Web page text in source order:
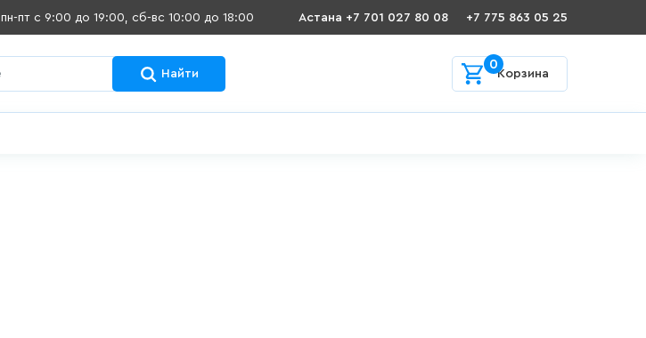
пн-пт с 9:00 до 19:00, сб-вс 10:00 до 18:00 Астана +7 701 027 80 08 +7 775 863 05 25
Найти Корзина
0